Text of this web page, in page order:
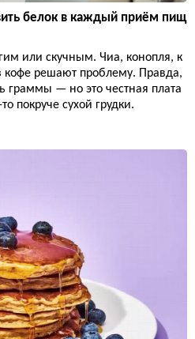
белок в каждый приём пищ
или скучным. Чиа, конопля, к
решают проблему. Правда,
граммы — но это честная плата
покруче сухой грудки.